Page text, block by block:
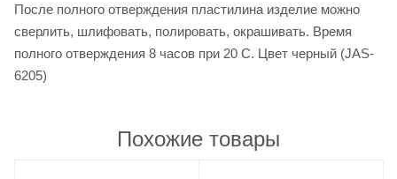
После полного отверждения пластилина изделие можно
сверлить, шлифовать, полировать, окрашивать. Время
полного отверждения 8 часов при 20 С. Цвет черный (JAS-
6205)
Похожие товары